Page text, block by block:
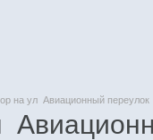
на ул Авиационный переулок